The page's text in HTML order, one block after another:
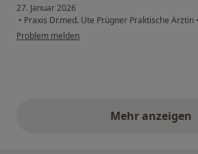
27. Januar 2026
• Praxis Dr.med. Ute Prügner Praktische Ärztin •
Problem melden
Mehr anzeigen
obige